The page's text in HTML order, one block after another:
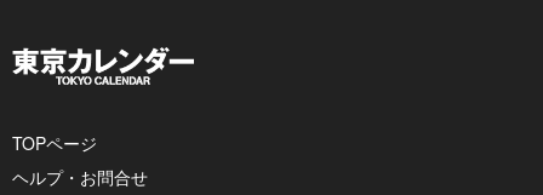
TOPページ
ヘルプ・お問合せ